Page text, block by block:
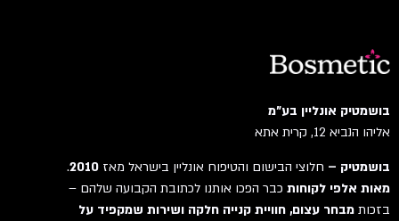
בושמטיק אונליין בע"מ
אליהו הנביא 12, קרית אתא
בושמטיק –חלוצי הבישום והטיפוח אונליין בישראל מאז2010
.
מאות אלפי לקוחותכבר הפכו אותנו לכתובת הקבועה שלהם –
בזכותמבחר עצום, חוויית קנייה חלקה ושירות שמקפיד על